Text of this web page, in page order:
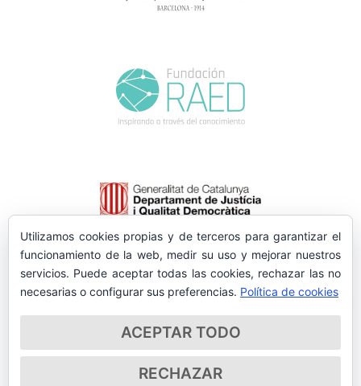
Utilizamos cookies propias y de terceros para garantizar el
funcionamiento de la web, medir su uso y mejorar nuestros
servicios. Puede aceptar todas las cookies, rechazar las no
necesarias o configurar sus preferencias. Política de cookies
ACEPTAR TODO
RECHAZAR